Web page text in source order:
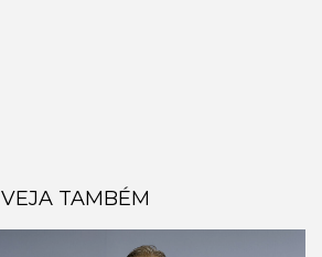
VEJA TAMBÉM